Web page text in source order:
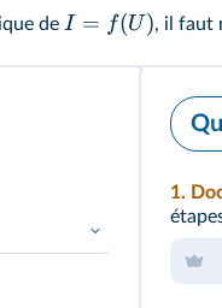
de I = f(U), il faut
1.